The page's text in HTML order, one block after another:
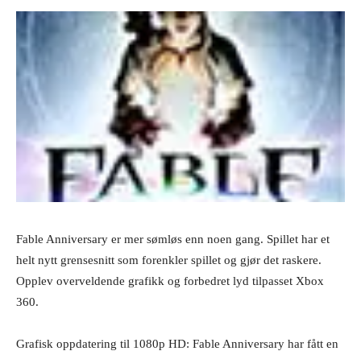
Fable Anniversary er mer sømløs enn noen gang. Spillet har et
helt nytt grensesnitt som forenkler spillet og gjør det raskere.
Opplev overveldende grafikk og forbedret lyd tilpasset Xbox
360.
Grafisk oppdatering til 1080p HD: Fable Anniversary har fått en